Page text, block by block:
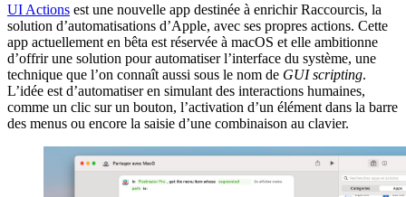
UI Actions est une nouvelle app destinée à enrichir Raccourcis, la
solution d’automatisations d’Apple, avec ses propres actions. Cette
app actuellement en bêta est réservée à macOS et elle ambitionne
d’offrir une solution pour automatiser l’interface du système, une
technique que l’on connaît aussi sous le nom de GUI scripting.
L’idée est d’automatiser en simulant des interactions humaines,
comme un clic sur un bouton, l’activation d’un élément dans la barre
des menus ou encore la saisie d’une combinaison au clavier.